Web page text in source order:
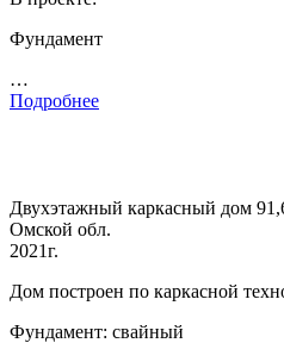
Фундамент
…
Подробнее
Двухэтажный каркасный дом
Омской обл.
2021г.
Дом построен по каркасной
Фундамент: свайный